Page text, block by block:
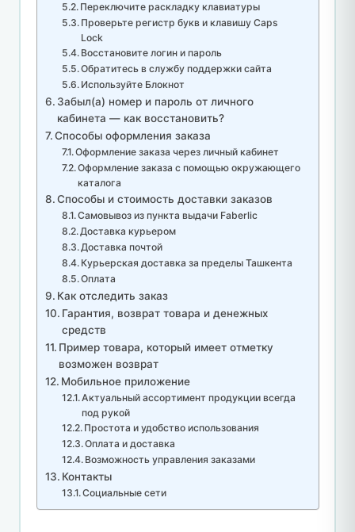
Переключите раскладку клавиатуры
Проверьте регистр букв и клавишу Caps
Lock
Восстановите логин и пароль
Обратитесь в службу поддержки сайта
Используйте Блокнот
Забыл(а) номер и пароль от личного
кабинета — как восстановить?
Способы оформления заказа
Оформление заказа через личный кабинет
Оформление заказа с помощью окружающего
каталога
Способы и стоимость доставки заказов
Самовывоз из пункта выдачи Faberlic
Доставка курьером
Доставка почтой
Курьерская доставка за пределы Ташкента
Оплата
Как отследить заказ
Гарантия, возврат товара и денежных
средств
Пример товара, который имеет отметку
возможен возврат
Мобильное приложение
Актуальный ассортимент продукции всегда
под рукой
Простота и удобство использования
Оплата и доставка
Возможность управления заказами
Контакты
Социальные сети